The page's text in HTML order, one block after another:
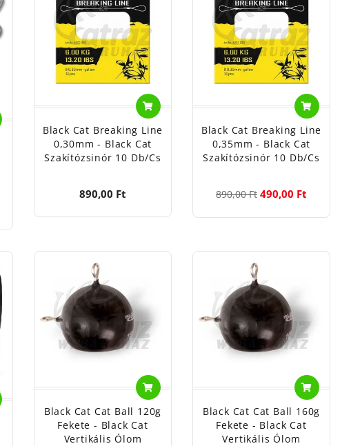
Black Cat Breaking Line
0,30mm - Black Cat
Szakítózsinór 10 Db/cs
890,00 Ft
Black Cat Breaking Line
0,35mm - Black Cat
Szakítózsinór 10 Db/cs
890,00 Ft 490,00 Ft
Black Cat Cat Ball 120g
Fekete - Black Cat
Vertikális Ólom
Black Cat Cat Ball 160g
Fekete - Black Cat
Vertikális Ólom